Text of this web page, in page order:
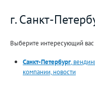
г. Санкт-
Выберите интересующий вас
Санкт-Петербург,
компании, новости